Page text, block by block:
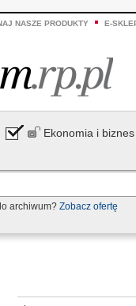
NASZE PRODUKTY E-
Ekonomia i biznes
archiwum? Zobacz ofertę